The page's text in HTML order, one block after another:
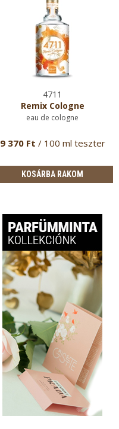
4711
Remix Cologne
eau de cologne
9 370 Ft / 100 ml teszter
KOSÁRBA RAKOM